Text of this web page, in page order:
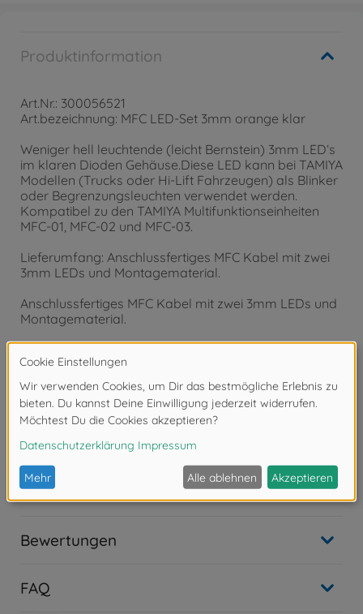
Produktinformation
Art.Nr.: 300056521
Art.bezeichnung: MFC LED-Set 3mm orange klar
Weniger hell leuchtende (leicht Bernstein) 3mm LED‘s
im klaren Dioden Gehäuse.Diese LED kann bei TAMIYA
Modellen (Trucks oder Hi-Lift Fahrzeugen) als Blinker
oder Begrenzungsleuchten verwendet werden.
Kompatibel zu den TAMIYA Multifunktionseinheiten
MFC-01, MFC-02 und MFC-03.
Lieferumfang: Anschlussfertiges MFC Kabel mit zwei
3mm LEDs und Montagematerial.
Anschlussfertiges MFC Kabel mit zwei 3mm LEDs und
Montagematerial.
Achtung!Nicht für Kinder unter 14 Jahren geeignet.
Zubehör
Downloads
Bewertungen
FAQ